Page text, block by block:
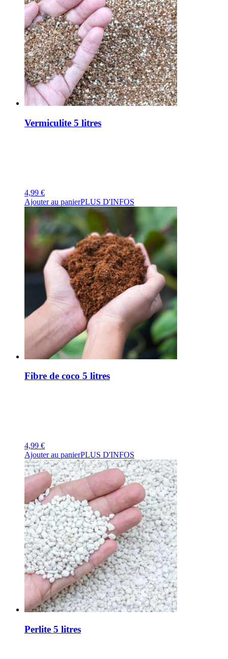
Vermiculite 5 litres
4,99 €
Ajouter au panierPLUS D'INFOS
Fibre de coco 5 litres
4,99 €
Ajouter au panierPLUS D'INFOS
Perlite 5 litres